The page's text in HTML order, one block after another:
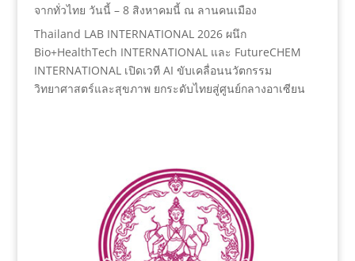
จากทั่วไทย วันนี้ – 8 สิงหาคมนี้ ณ ลานคนเมือง
Thailand LAB INTERNATIONAL 2026 ผนึก
Bio+HealthTech INTERNATIONAL และ FutureCHEM
INTERNATIONAL เปิดเวที AI ขับเคลื่อนนวัตกรรม
วิทยาศาสตร์และสุขภาพ ยกระดับไทยสู่ศูนย์กลางอาเซียน